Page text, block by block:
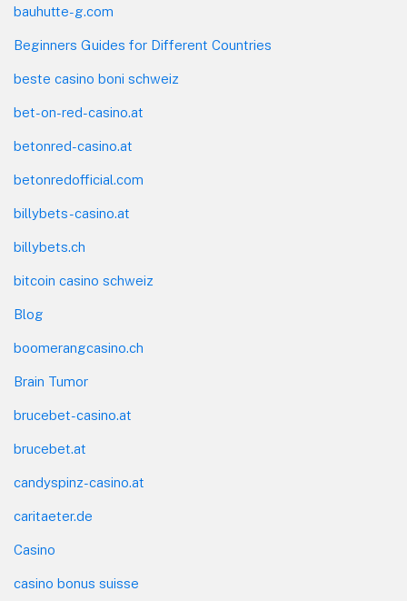
bauhutte-g.com
Beginners Guides for Different Countries
beste casino boni schweiz
bet-on-red-casino.at
betonred-casino.at
betonredofficial.com
billybets-casino.at
billybets.ch
bitcoin casino schweiz
Blog
boomerangcasino.ch
Brain Tumor
brucebet-casino.at
brucebet.at
candyspinz-casino.at
caritaeter.de
Casino
casino bonus suisse